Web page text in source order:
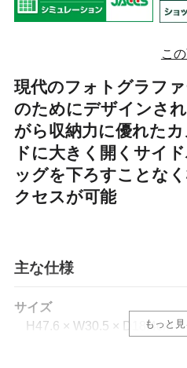
こ
現代のフォトグラフ
のためにデザインさ
がら収納力に優れた
ドに大きく開くサイ
ッグを下ろすことな
クセスが可能
主な仕様
サイズ
H47.6 × W30.5 × D18.4cm
もっと見